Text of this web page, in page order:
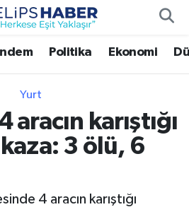
Politika Ekonomi
Yurt
karıştığı
3 ölü, 6
4 aracın karıştığı
ve Fikstür